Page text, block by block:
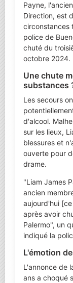
Payne,
Direction, est
circonstances
police de
chuté du
octobre 2024.
Une chute
substances
Les secours
d'alcool.
sur les lieux,
blessures et
ouverte pour
drame.
"Liam James
ancien
aujourd'hui
après avoir
Palermo", un
indiqué la
L'émotion
L'annonce de
ans a choqué